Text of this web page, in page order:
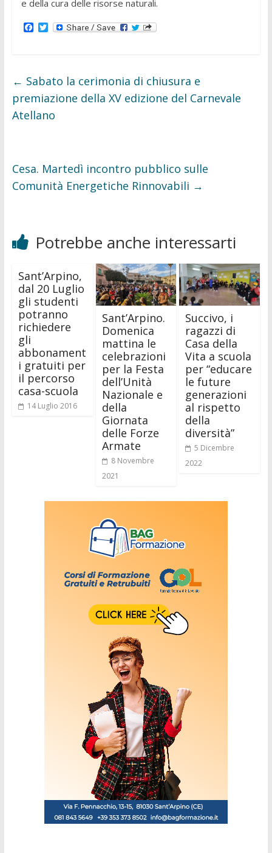
e della cura delle risorse naturali.
F
o
o
k
T
e
r
← Sabato la cerimonia di chiusura e
premiazione della XV edizione del Carnevale
Atellano
Cesa. Martedì incontro pubblico sulle
Comunità Energetiche Rinnovabili →
Potrebbe anche interessarti
Sant’Arpino,
dal 20 Luglio
gli studenti
potranno
richiedere
gli
abbonament
i gratuiti per
il percorso
casa-scuola
14 Luglio 2016
Sant’Arpino.
Domenica
mattina le
celebrazioni
per la Festa
dell’Unità
Nazionale e
della
Giornata
delle Forze
Armate
8 Novembre
2021
Succivo, i
ragazzi di
Casa della
Vita a scuola
per “educare
le future
generazioni
al rispetto
della
diversità”
5 Dicembre
2022